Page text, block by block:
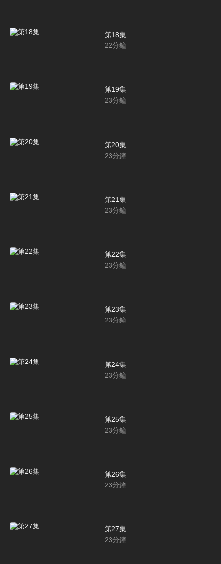
第18集
22分鐘
第19集
23分鐘
第20集
23分鐘
第21集
23分鐘
第22集
23分鐘
第23集
23分鐘
第24集
23分鐘
第25集
23分鐘
第26集
23分鐘
第27集
23分鐘